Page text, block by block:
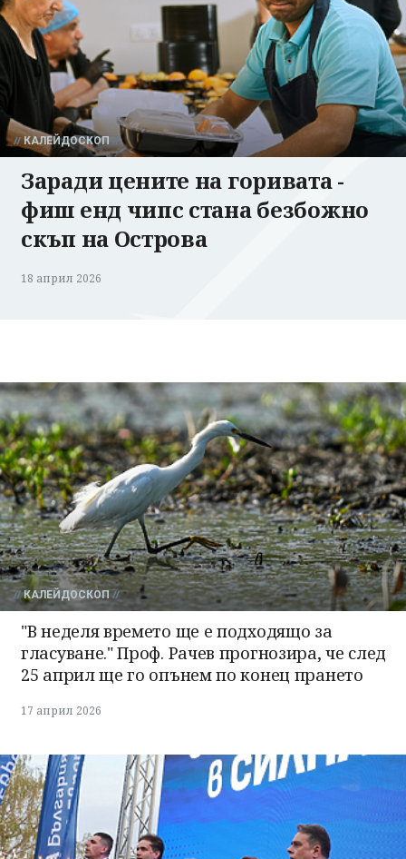
КАЛЕЙДОСКОП
Заради цените на горивата -
фиш енд чипс стана безбожно
скъп на Острова
18 април 2026
КАЛЕЙДОСКОП
"В неделя времето ще е подходящо за
гласуване." Проф. Рачев прогнозира, че след
25 април ще го опънем по конец прането
17 април 2026